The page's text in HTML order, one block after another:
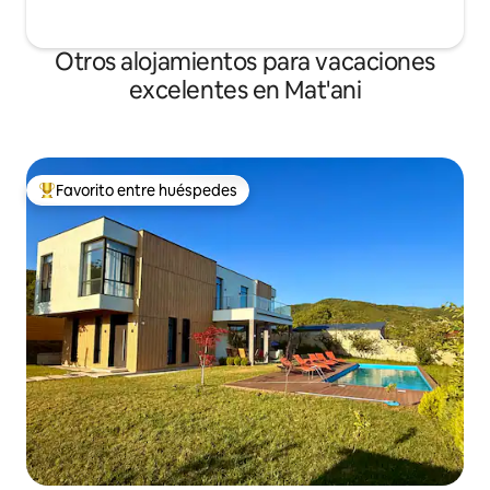
Otros alojamientos para vacaciones
excelentes en Mat'ani
Favorito entre huéspedes preferido
Favorito entre huéspedes